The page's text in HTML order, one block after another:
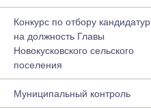
Конкурс по отбору кандидатур
на должность Главы
Новокусковского сельского
поселения
Муниципальный контроль